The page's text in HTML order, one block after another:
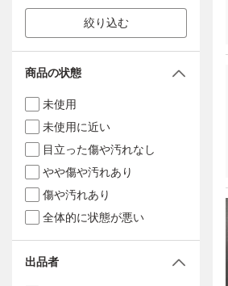
絞り込む
商品の状態
未使用
未使用に近い
目立った傷や汚れなし
やや傷や汚れあり
傷や汚れあり
全体的に状態が悪い
出品者